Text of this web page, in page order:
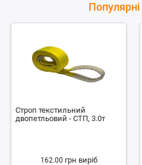
Популярні
Строп текстильний
двопетльовий - СТП, 3.0т
162.00 грн виріб